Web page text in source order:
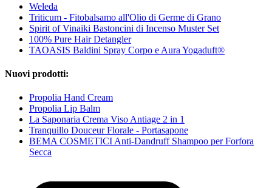
Weleda
Triticum - Fitobalsamo all'Olio di Germe di Grano
Spirit of Vinaiki Bastoncini di Incenso Muster Set
100% Pure Hair Detangler
TAOASIS Baldini Spray Corpo e Aura Yogaduft®
Nuovi prodotti:
Propolia Hand Cream
Propolia Lip Balm
La Saponaria Crema Viso Antiage 2 in 1
Tranquillo Douceur Florale - Portasapone
BEMA COSMETICI Anti-Dandruff Shampoo per Forfora
Secca